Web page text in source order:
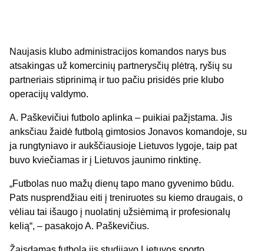
Naujasis klubo administracijos komandos narys bus
atsakingas už komercinių partnerysčių plėtrą, ryšių su
partneriais stiprinimą ir tuo pačiu prisidės prie klubo
operacijų valdymo.
A. Paškevičiui futbolo aplinka – puikiai pažįstama. Jis
anksčiau žaidė futbolą gimtosios Jonavos komandoje, su
ja rungtyniavo ir aukščiausioje Lietuvos lygoje, taip pat
buvo kviečiamas ir į Lietuvos jaunimo rinktinę.
„Futbolas nuo mažų dienų tapo mano gyvenimo būdu.
Pats nusprendžiau eiti į treniruotes su kiemo draugais, o
vėliau tai išaugo į nuolatinį užsiėmimą ir profesionalų
kelią“, – pasakojo A. Paškevičius.